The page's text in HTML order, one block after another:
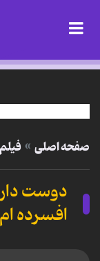
صفحه اصلی فیلم
دوست
افسرده